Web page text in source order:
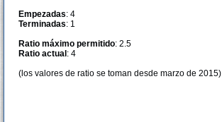
Empezadas: 4
Terminadas: 1
Ratio máximo permitido: 2.5
Ratio actual : 4
(los valores de ratio se toman desde marzo de 2015)